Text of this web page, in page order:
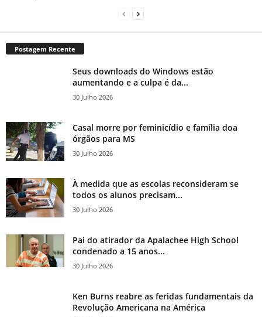
Postagem Recente
Seus downloads do Windows estão
aumentando e a culpa é da...
30 Julho 2026
Casal morre por feminicídio e família doa
órgãos para MS
30 Julho 2026
À medida que as escolas reconsideram se
todos os alunos precisam...
30 Julho 2026
Pai do atirador da Apalachee High School
condenado a 15 anos...
30 Julho 2026
Ken Burns reabre as feridas fundamentais da
Revolução Americana na América